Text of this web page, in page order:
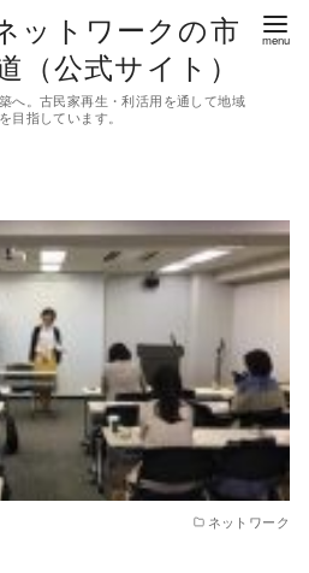
ットワークの市
（公式サイト）
へ。古民家再生・利活用を通して地域
目指しています。
ネットワーク